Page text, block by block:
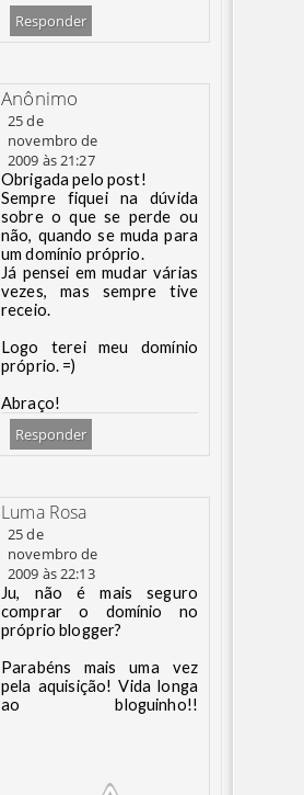
Responder
Anônimo
25 de
novembro de
2009 às 21:27
Obrigada pelo post!
Sempre fiquei na dúvida
sobre o que se perde ou
não, quando se muda para
um domínio próprio.
Já pensei em mudar várias
vezes, mas sempre tive
receio.
Logo terei meu domínio
próprio. =)
Abraço!
Responder
Luma Rosa
25 de
novembro de
2009 às 22:13
Ju, não é mais seguro
comprar o domínio no
próprio blogger?
Parabéns mais uma vez
pela aquisição! Vida longa
ao bloguinho!!